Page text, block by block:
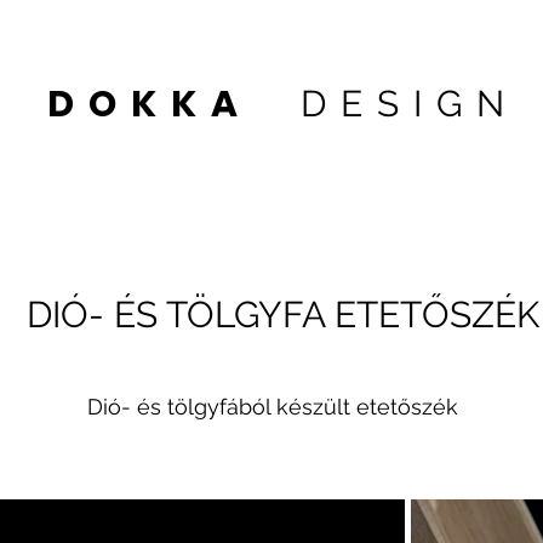
DOKKA DESIGN
DIÓ- ÉS TÖLGYFA ETETŐSZÉK
Dió- és tölgyfából készült etetőszék